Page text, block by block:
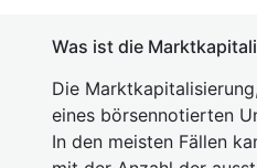
Was ist die
Die
eines börsennotierten
In den meisten Fällen